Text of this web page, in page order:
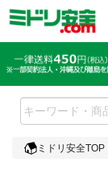
ミドリ安全TOP